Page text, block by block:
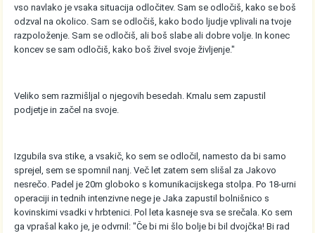
vso navlako je vsaka situacija odločitev. Sam se odločiš, kako se boš
odzval na okolico. Sam se odločiš, kako bodo ljudje vplivali na tvoje
razpoloženje. Sam se odločiš, ali boš slabe ali dobre volje. In konec
koncev se sam odločiš, kako boš živel svoje življenje."
Veliko sem razmišljal o njegovih besedah. Kmalu sem zapustil
podjetje in začel na svoje.
Izgubila sva stike, a vsakič, ko sem se odločil, namesto da bi samo
sprejel, sem se spomnil nanj. Več let zatem sem slišal za Jakovo
nesrečo. Padel je 20m globoko s komunikacijskega stolpa. Po 18-urni
operaciji in tednih intenzivne nege je Jaka zapustil bolnišnico s
kovinskimi vsadki v hrbtenici. Pol leta kasneje sva se srečala. Ko sem
ga vprašal kako je, je odvrnil: "Če bi mi šlo bolje bi bil dvojčka! Bi rad